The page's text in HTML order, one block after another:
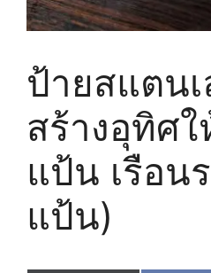
ป้ายสแตน
สร้างอุทิศ
แป้น เรือน
แป้น)